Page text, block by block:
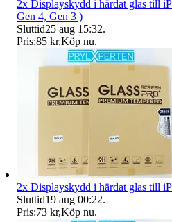
2x Displayskydd i härdat glas till
Gen 4, Gen 3 )
Sluttid25 aug 15:32.
Pris:85 kr,Köp nu.
2x Displayskydd i härdat glas till
Sluttid19 aug 00:22.
Pris:73 kr,Köp nu.